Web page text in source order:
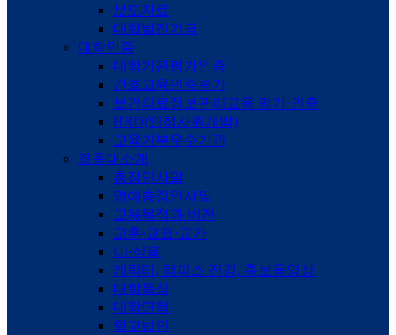
보도자료
대학발전기금
대학인증
대학기관평가인증
간호교육인증평가
보건의료정보관리교육 평가·인증
HRD(인적자원개발)
교육기부우수기관
경동대소개
총장인사말
명예총장인사말
교육목적과 비전
교훈·교표·교가
UI·심볼
캐릭터, 캠퍼스 전경, 홍보동영상
대학특성
대학연혁
학교법인